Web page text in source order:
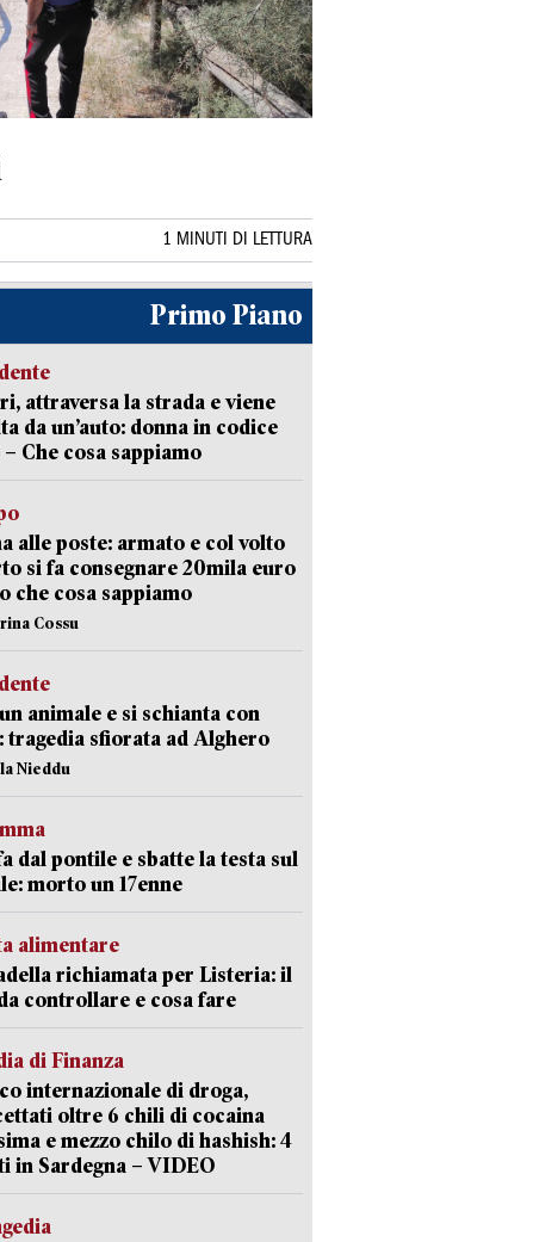
1 MINUTI DI LETTURA
Primo Piano
attraversa la strada e viene
da un’auto: donna in codice
Che cosa sappiamo
alle poste: armato e col volto
si fa consegnare 20mila euro
che cosa sappiamo
Cossu
animale e si schianta con
tragedia sfiorata ad Alghero
Nieddu
dal pontile e sbatte la testa sul
morto un 17enne
alimentare
richiamata per Listeria: il
controllare e cosa fare
di Finanza
internazionale di droga,
oltre 6 chili di cocaina
e mezzo chilo di hashish: 4
in Sardegna – VIDEO